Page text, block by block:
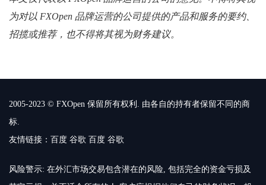
为对以 FXOpen 品牌运营的公司提供的产品和服务的要约、
招揽或推荐，也不得将其视为财务建议。
2005-2023 © FXOpen 保留所有权利. 由各自的持有者保留不同的商
标.
友情链接： 百度 谷歌 百度 谷歌
风险警示: 在外汇市场交易包含潜在的风险, 包括完全的资金亏损及